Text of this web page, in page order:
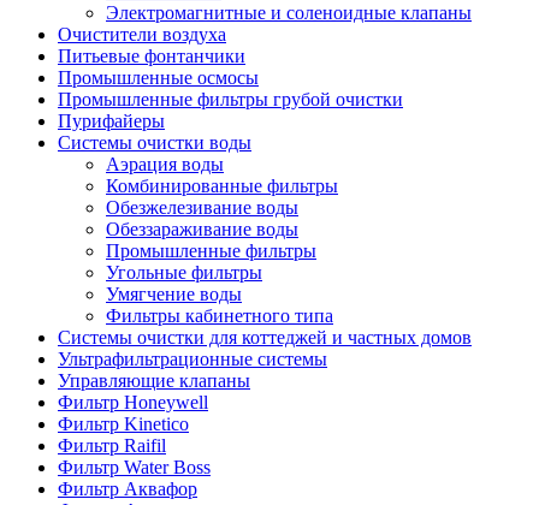
Электромагнитные и соленоидные клапаны
Очистители воздуха
Питьевые фонтанчики
Промышленные осмосы
Промышленные фильтры грубой очистки
Пурифайеры
Системы очистки воды
Аэрация воды
Комбинированные фильтры
Обезжелезивание воды
Обеззараживание воды
Промышленные фильтры
Угольные фильтры
Умягчение воды
Фильтры кабинетного типа
Системы очистки для коттеджей и частных домов
Ультрафильтрационные системы
Управляющие клапаны
Фильтр Honeywell
Фильтр Kinetico
Фильтр Raifil
Фильтр Water Boss
Фильтр Аквафор